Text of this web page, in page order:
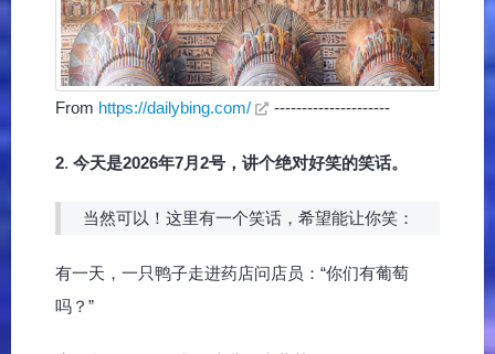
From https://dailybing.com/ ---------------------
2. 今天是2026年7月2号，讲个绝对好笑的笑话。
当然可以！这里有一个笑话，希望能让你笑：
有一天，一只鸭子走进药店问店员：“你们有葡萄
吗？”